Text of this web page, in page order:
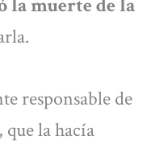
la muerte de la
responsable de
, que la hacía